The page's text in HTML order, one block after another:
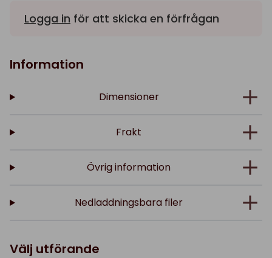
Logga in för att skicka en förfrågan
Information
Dimensioner
Frakt
Övrig information
Nedladdningsbara filer
Välj utförande